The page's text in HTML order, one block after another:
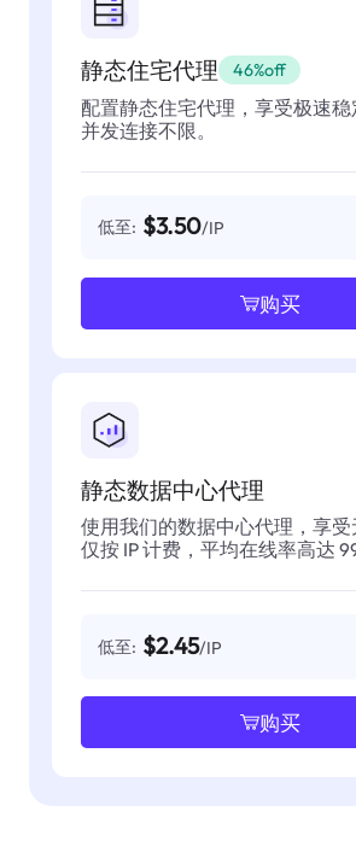
静态住宅代理 46%off
配置静态住宅代理，享受极速
并发连接不限。
低至: $3.50/IP
购买
静态数据中心代理
使用我们的数据中心代理，享受
仅按 IP 计费，平均在线率高达
低至: $2.45/IP
购买